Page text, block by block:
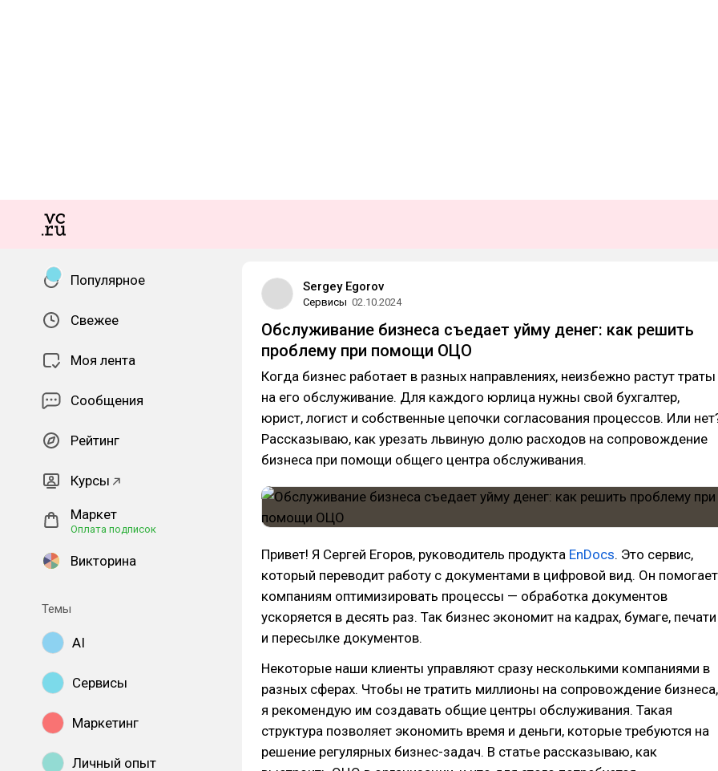
Популярное
Свежее
Моя лента
Сообщения
Рейтинг
Курсы
Маркет
Оплата подписок
Викторина
Темы
AI
Сервисы
Маркетинг
Личный опыт
Sergey Egorov
Сервисы 02.10.2024
Обслуживание бизнеса съедает уйму денег: как решить
проблему при помощи ОЦО
Когда бизнес работает в разных направлениях, неизбежно растут траты
на его обслуживание. Для каждого юрлица нужны свой бухгалтер,
юрист, логист и собственные цепочки согласования процессов. Или
Рассказываю, как урезать львиную долю расходов на сопровождение
бизнеса при помощи общего центра обслуживания.
Привет! Я Сергей Егоров, руководитель продукта EnDocs. Это сервис,
который переводит работу с документами в цифровой вид. Он помогает
компаниям оптимизировать процессы — обработка документов
ускоряется в десять раз. Так бизнес экономит на кадрах, бумаге, печати
и пересылке документов.
Некоторые наши клиенты управляют сразу несколькими компаниями в
разных сферах. Чтобы не тратить миллионы на сопровождение бизнеса,
я рекомендую им создавать общие центры обслуживания. Такая
структура позволяет экономить время и деньги, которые требуются на
решение регулярных бизнес-задач. В статье рассказываю, как